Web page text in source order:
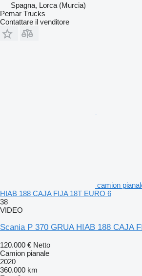
Spagna, Lorca (Murcia)
Pemar Trucks
Contattare il venditore
camion
HIAB 188 CAJA FIJA 18T EURO 6
38
VIDEO
Scania P 370 GRUA HIAB 188 CAJA
120.000 € Netto
Camion pianale
2020
360.000 km